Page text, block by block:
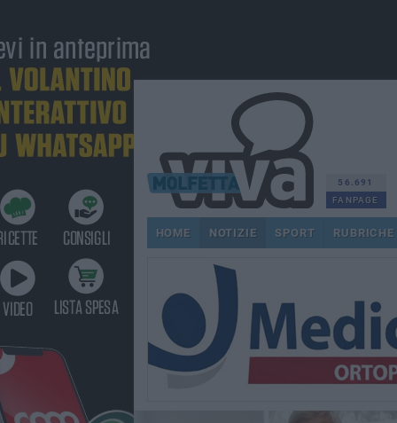
56.691
FANPAGE
HOME NOTIZIE SPORT RUBRICHE